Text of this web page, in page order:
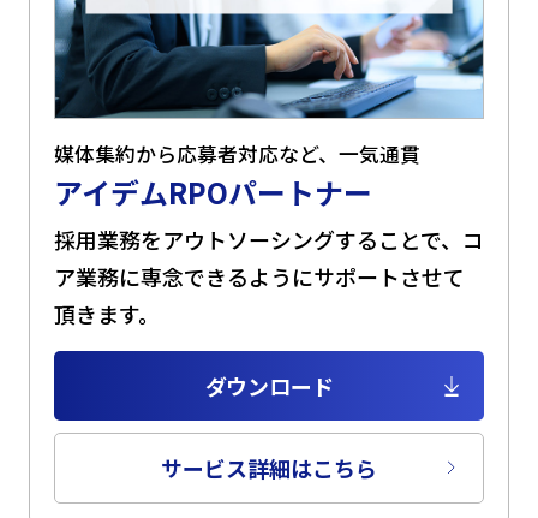
媒体集約から応募者対応など、一気通貫
アイデムRPOパートナー
採用業務をアウトソーシングすることで、コ
ア業務に専念できるようにサポートさせて
頂きます。
ダウンロード
サービス詳細はこちら